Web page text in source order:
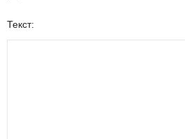
Текст: